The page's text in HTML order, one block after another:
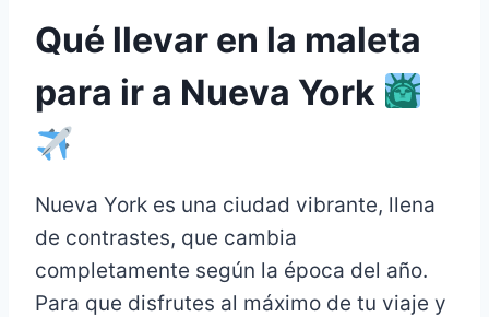
Qué llevar en la maleta
para ir a Nueva York
Nueva York es una ciudad vibrante, llena
de contrastes, que cambia
completamente según la época del año.
Para que disfrutes al máximo de tu viaje y